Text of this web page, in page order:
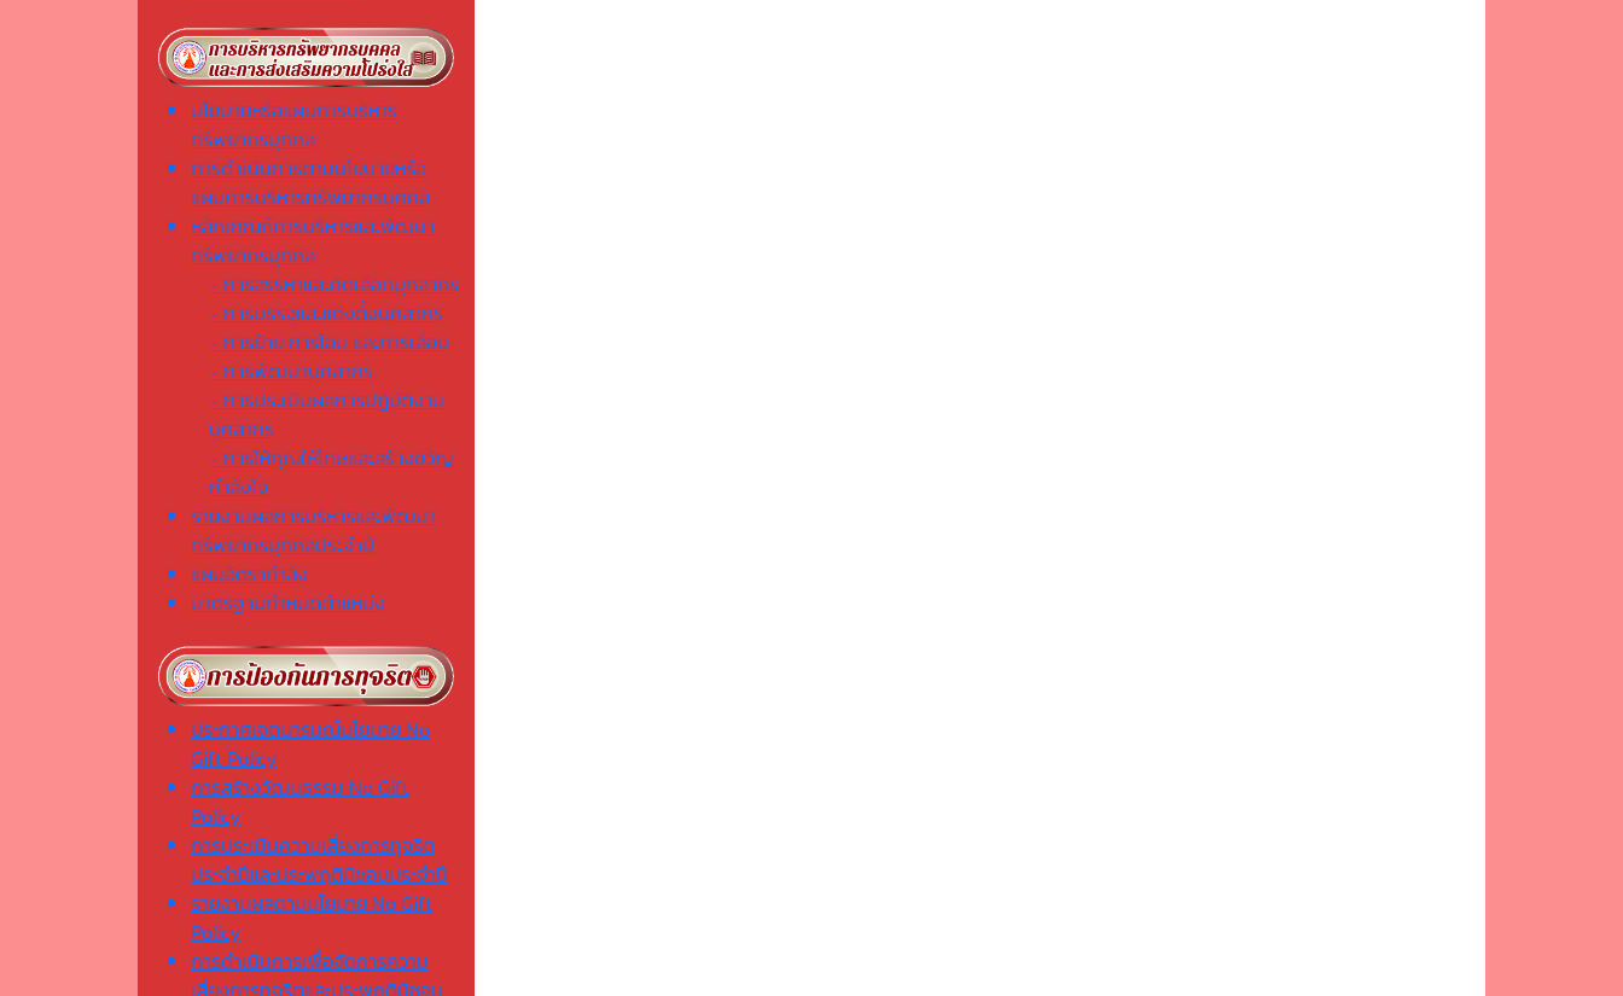
นโยบายหรือแผนการบริหาร
ทรัพยากรบุคคล
การดำเนินการตามนโยบายหรือ
แผนการบริหารทรัพยากรบุคคล
หลักเกณฑ์การบริหารและพัฒนา
ทรัพยากรบุคคล
- การสรรหาและคัดเลือกบุคลากร
- การบรรจุและแต่งตั้งบุคลากร
- การย้าย การโอน และการเลื่อน
- การพัฒนาบุคลากร
- การประเมินผลการปฏิบัติงาน
บุคลากร
- การให้คุณให้โทษและสร้างขวัญ
กำลังใจ
รายงานผลการบริหารและพัฒนา
ทรัพยากรบุคคลประจำปี
แผนอัตรากำลัง
มาตรฐานกำหนดตำแหน่ง
ประกาศเจตนารมณ์นโยบาย No
Gift Policy
การสร้างวัฒนธรรม No Gift
Policy
การประเมินความเสี่ยงการทุจริต
ประจำปีและประพฤติมิชอบประจำปี
รายงานผลตามนโยบาย No Gift
Policy
การดำเนินการเพื่อจัดการความ
เสี่ยงการทุจริตและประพฤติมิชอบ